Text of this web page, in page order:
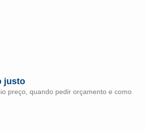
justo
preço, quando pedir orçamento e como